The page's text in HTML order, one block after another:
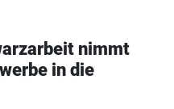
nimmt
in die